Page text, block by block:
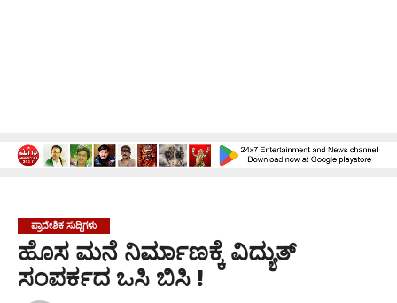
ಪ್ರಾದೇಶಿಕ ಸುದ್ದಿಗಳು
ಹೊಸ ಮನೆ ನಿರ್ಮಾಣಕ್ಕೆ ವಿದ್ಯುತ್
ಸಂಪರ್ಕದ ಒಸಿ ಬಿಸಿ !